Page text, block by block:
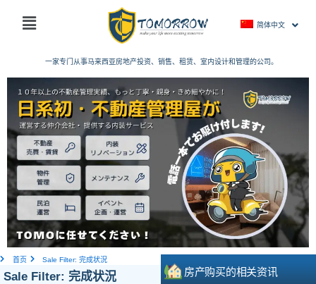
主
简体中文
一家专门从事马来西亚房地产投资、销售、租赁、室内设计和管理的公司。
房产购买的相关资讯
首页 Sale Filter: 完成状況
Sale Filter: 完成状況